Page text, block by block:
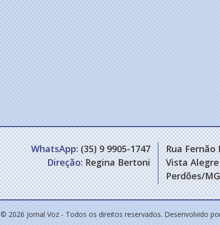
WhatsApp:(35) 9 9905-1747
Direção:Regina Bertoni
Rua Fernão
Vista Alegre
Perdões/MG
© 2026 Jornal Voz - Todos os direitos reservados. Desenvolvido